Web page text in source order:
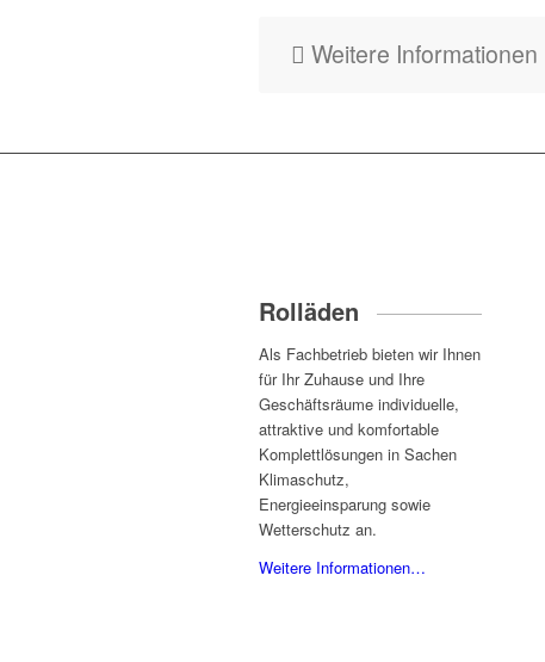
Weitere Informationen
Rolläden
Als Fachbetrieb bieten wir Ihnen
für Ihr Zuhause und Ihre
Geschäftsräume individuelle,
attraktive und komfortable
Komplettlösungen in Sachen
Klimaschutz,
Energieeinsparung sowie
Wetterschutz an.
Weitere Informationen…